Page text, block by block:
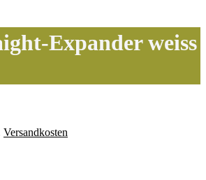
Expander weiss
Versandkosten